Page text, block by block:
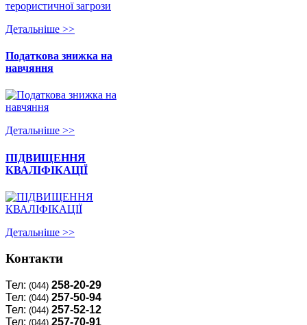
Детальнiше >>
Податкова знижка на
навчяння
Детальнiше >>
ПІДВИЩЕННЯ
КВАЛІФІКАЦІЇ
Детальнiше >>
Контакти
Тел: (044) 258-20-29
Тел: (044) 257-50-94
Тел: (044) 257-52-12
Тел: (044) 257-70-91